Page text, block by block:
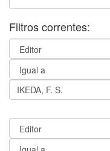
Filtros correntes: